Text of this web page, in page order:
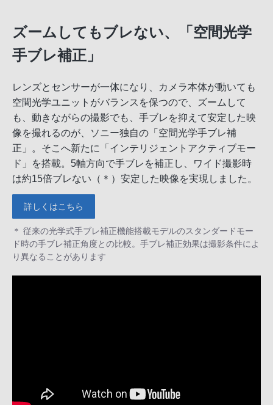
ズームしてもブレない、「空間光学
手ブレ補正」
レンズとセンサーが一体になり、カメラ本体が動いても
空間光学ユニットがバランスを保つので、ズームして
も、動きながらの撮影でも、手ブレを抑えて安定した映
像を撮れるのが、ソニー独自の「空間光学手ブレ補
正」。そこへ新たに「インテリジェントアクティブモー
ド」を搭載。5軸方向で手ブレを補正し、ワイド撮影時
は約15倍ブレない（＊）安定した映像を実現しました。
詳しくはこちら
＊ 従来の光学式手ブレ補正機能搭載モデルのスタンダードモー
ド時の手ブレ補正角度との比較。手ブレ補正効果は撮影条件によ
り異なることがあります